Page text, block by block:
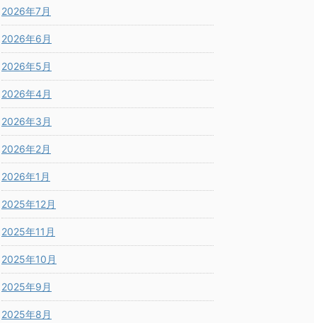
2026年7月
2026年6月
2026年5月
2026年4月
2026年3月
2026年2月
2026年1月
2025年12月
2025年11月
2025年10月
2025年9月
2025年8月